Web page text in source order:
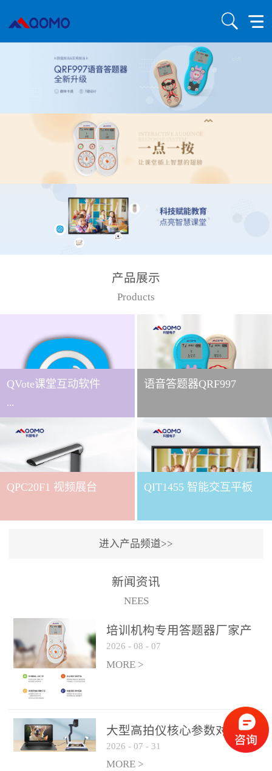
产品展示
Products
QVote课堂互动软件
...
下载QVote授课软件课堂互
动的质量直接影响教学效
果与学生参与度。作为
打造的互动授课软件，
QVote 以 “让每一堂课都充
功能与数据化教学分析，
课堂互动解决方案，重新
定义了师生互动的新模
式。极简操作，轻松融入
教学流程QVote 深谙教师
教学节奏的重要性，采用
念，教师无需复杂培训即
可快速上手。软件支持与
PPT、白板等常用教学工具
语音答题器QRF997
QPC20F1 视频展台 QIT1455 智能交互平板
进入产品频道>>
新闻资讯
NEES
培训机构专用答题器厂家产
品方案
2026 - 08 - 07
MORE >
大型高拍仪核心参数对比与
选购建议
2026 - 07 - 31
MORE >